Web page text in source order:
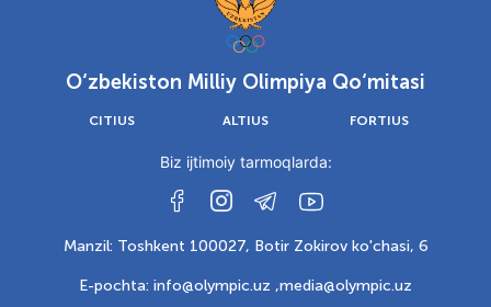
O‘zbekiston Milliy Olimpiya Qo‘mitasi
CITIUS ALTIUS FORTIUS
Biz ijtimoiy tarmoqlarda:
Manzil: Toshkent 100027, Botir Zokirov ko'chasi, 6
E-pochta: info@olympic.uz ,media@olympic.uz